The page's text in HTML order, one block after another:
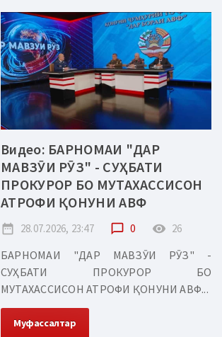
Видео: БАРНОМАИ "ДАР
МАВЗӮИ РӮЗ" - СУҲБАТИ
ПРОКУРОР БО МУТАХАССИСОН
АТРОФИ ҚОНУНИ АВФ
date_range 28.07.2026, 23:47 chat_bubble_outline 0 remove_red_eye 26
БАРНОМАИ "ДАР МАВЗӮИ РӮЗ" -
СУҲБАТИ ПРОКУРОР БО
МУТАХАССИСОН АТРОФИ ҚОНУНИ АВФ...
Муфассалтар